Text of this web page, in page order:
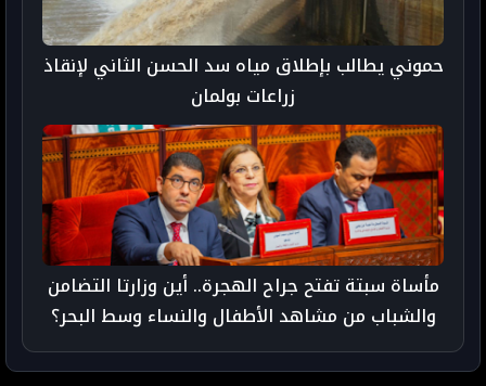
حموني يطالب بإطلاق مياه سد الحسن الثاني لإنقاذ
زراعات بولمان
مأساة سبتة تفتح جراح الهجرة.. أين وزارتا التضامن
والشباب من مشاهد الأطفال والنساء وسط البحر؟